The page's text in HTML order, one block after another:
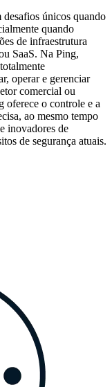
desafios únicos quando
quando
de infraestrutura
SaaS. Na Ping,
operar e gerenciar
comercial ou
oferece o controle e a
ao mesmo tempo
inovadores de
de segurança atuais.